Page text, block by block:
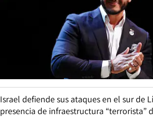
Israel defiende sus ataques en el sur de
presencia de infraestructura “terrorista”